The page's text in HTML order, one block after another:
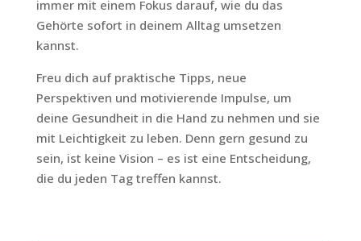
immer mit einem Fokus darauf, wie du das
Gehörte sofort in deinem Alltag umsetzen
kannst.
Freu dich auf praktische Tipps, neue
Perspektiven und motivierende Impulse, um
deine Gesundheit in die Hand zu nehmen und sie
mit Leichtigkeit zu leben. Denn gern gesund zu
sein, ist keine Vision – es ist eine Entscheidung,
die du jeden Tag treffen kannst.